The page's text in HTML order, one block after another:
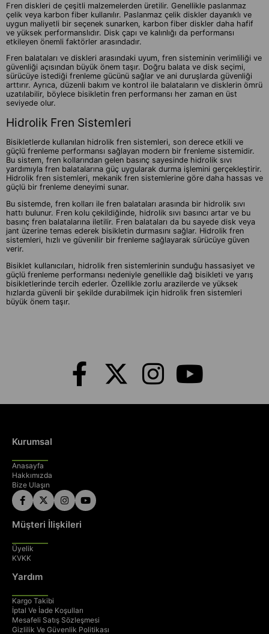
Fren diskleri de çeşitli malzemelerden üretilir. Genellikle paslanmaz
çelik veya karbon fiber kullanılır. Paslanmaz çelik diskler dayanıklı ve
uygun maliyetli bir seçenek sunarken, karbon fiber diskler daha hafif
ve yüksek performanslıdır. Disk çapı ve kalınlığı da performansı
etkileyen önemli faktörler arasındadır.
Fren balataları ve diskleri arasındaki uyum, fren sisteminin verimliliği ve
güvenliği açısından büyük önem taşır. Doğru balata ve disk seçimi,
sürücüye istediği frenleme gücünü sağlar ve ani duruşlarda güvenliği
arttırır. Ayrıca, düzenli bakım ve kontrol ile balataların ve disklerin ömrü
uzatılabilir, böylece bisikletin fren performansı her zaman en üst
seviyede olur.
Hidrolik Fren Sistemleri
Bisikletlerde kullanılan hidrolik fren sistemleri, son derece etkili ve
güçlü frenleme performansı sağlayan modern bir frenleme sistemidir.
Bu sistem, fren kollarından gelen basınç sayesinde hidrolik sıvı
yardımıyla fren balatalarına güç uygularak durma işlemini gerçekleştirir.
Hidrolik fren sistemleri, mekanik fren sistemlerine göre daha hassas ve
güçlü bir frenleme deneyimi sunar.
Bu sistemde, fren kolları ile fren balataları arasında bir hidrolik sıvı
hattı bulunur. Fren kolu çekildiğinde, hidrolik sıvı basıncı artar ve bu
basınç fren balatalarına iletilir. Fren balataları da bu sayede disk veya
jant üzerine temas ederek bisikletin durmasını sağlar. Hidrolik fren
sistemleri, hızlı ve güvenilir bir frenleme sağlayarak sürücüye güven
verir.
Bisiklet kullanıcıları, hidrolik fren sistemlerinin sunduğu hassasiyet ve
güçlü frenleme performansı nedeniyle genellikle dağ bisikleti ve yarış
bisikletlerinde tercih ederler. Özellikle zorlu arazilerde ve yüksek
hızlarda güvenli bir şekilde durabilmek için hidrolik fren sistemleri
büyük önem taşır.
Kurumsal
Anasayfa
Hakkımızda
Bize Ulaşın
Müşteri İlişkileri
Üyelik
KVKK
Yardım
Kargo Takibi
İptal Ve İade Koşulları
Mesafeli Satış Sözleşmesi
Gizlilik Ve Güvenlik Politikası